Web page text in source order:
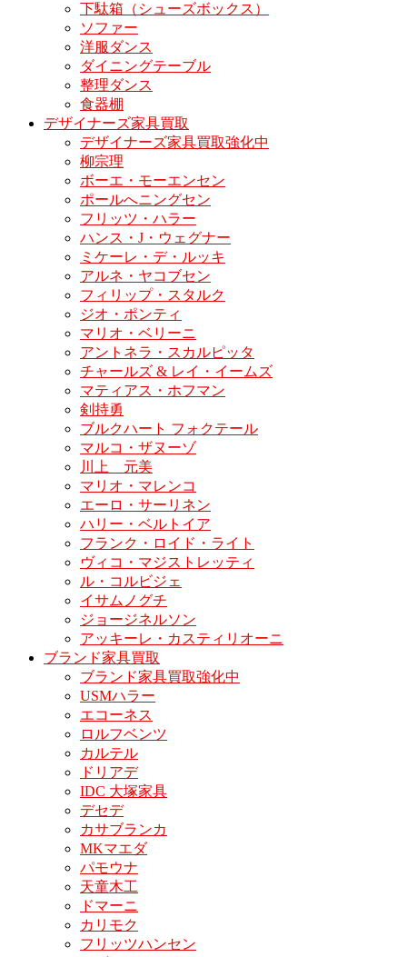
下駄箱（シューズボックス）
ソファー
洋服ダンス
ダイニングテーブル
整理ダンス
食器棚
デザイナーズ家具買取
デザイナーズ家具買取強化中
柳宗理
ボーエ・モーエンセン
ポールへニングセン
フリッツ・ハラー
ハンス・J・ウェグナー
ミケーレ・デ・ルッキ
アルネ・ヤコブセン
フィリップ・スタルク
ジオ・ポンティ
マリオ・ベリーニ
アントネラ・スカルピッタ
チャールズ & レイ・イームズ
マティアス・ホフマン
剣持勇
ブルクハート フォクテール
マルコ・ザヌーゾ
川上 元美
マリオ・マレンコ
エーロ・サーリネン
ハリー・ベルトイア
フランク・ロイド・ライト
ヴィコ・マジストレッティ
ル・コルビジェ
イサムノグチ
ジョージネルソン
アッキーレ・カスティリオーニ
ブランド家具買取
ブランド家具買取強化中
USMハラー
エコーネス
ロルフベンツ
カルテル
ドリアデ
IDC 大塚家具
デセデ
カサブランカ
MKマエダ
パモウナ
天童木工
ドマーニ
カリモク
フリッツハンセン